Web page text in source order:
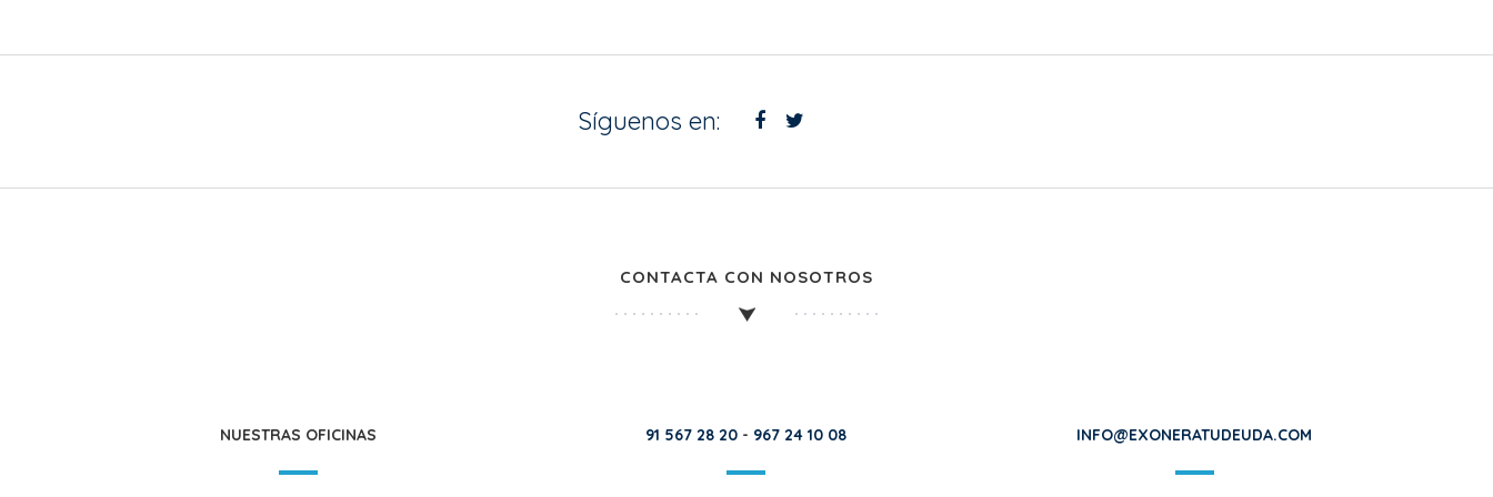
Síguenos en:
CONTACTA CON NOSOTROS
NUESTRAS OFICINAS 91 567 28 20 - 967 24 10 08 INFO@EXONERATUDEUDA.COM